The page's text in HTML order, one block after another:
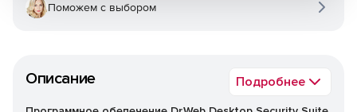
Описание Подробнее
Поможем с выбором